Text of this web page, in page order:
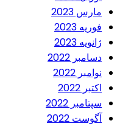
مارس 2023
فوریه 2023
ژانویه 2023
دسامبر 2022
نوامبر 2022
اکتبر 2022
سپتامبر 2022
آگوست 2022